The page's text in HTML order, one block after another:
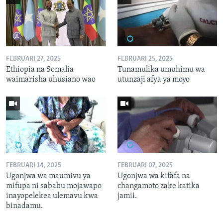
FEBRUARI 27, 2025
Ethiopia na Somalia
waimarisha uhusiano wao
FEBRUARI 25, 2025
Tunamulika umuhimu wa
utunzaji afya ya moyo
FEBRUARI 14, 2025
Ugonjwa wa maumivu ya
mifupa ni sababu mojawapo
inayopelekea ulemavu kwa
binadamu.
FEBRUARI 07, 2025
Ugonjwa wa kifafa na
changamoto zake katika
jamii.